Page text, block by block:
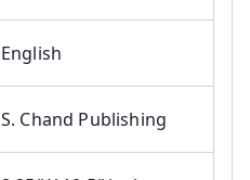
English
S. Chand Publishing